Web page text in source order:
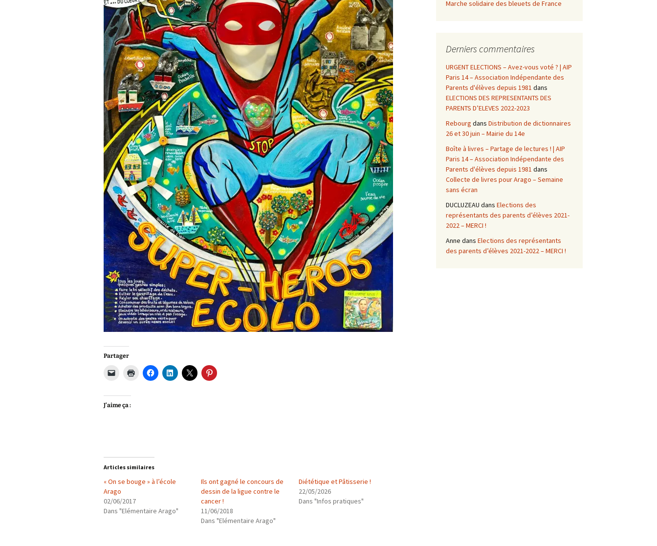
Partager
J’aime ça :
Articles similaires
« On se bouge » à l’école
Arago
02/06/2017
Dans "Elémentaire Arago"
Ils ont gagné le concours de
dessin de la ligue contre le
cancer !
11/06/2018
Dans "Elémentaire Arago"
Diététique et Pâtisserie !
22/05/2026
Dans "Infos pratiques"
Marche solidaire des bleuets de France
Derniers commentaires
URGENT ELECTIONS – Avez-vous voté ? | AIP
Paris 14 – Association Indépendante des
Parents d'élèves depuis 1981 dans
ELECTIONS DES REPRESENTANTS DES
PARENTS D’ELEVES 2022-2023
Rebourg dans Distribution de dictionnaires
26 et 30 juin – Mairie du 14e
Boîte à livres – Partage de lectures ! | AIP
Paris 14 – Association Indépendante des
Parents d'élèves depuis 1981 dans
Collecte de livres pour Arago – Semaine
sans écran
DUCLUZEAU dans Elections des
représentants des parents d’élèves 2021-
2022 – MERCI !
Anne dans Elections des représentants
des parents d’élèves 2021-2022 – MERCI !